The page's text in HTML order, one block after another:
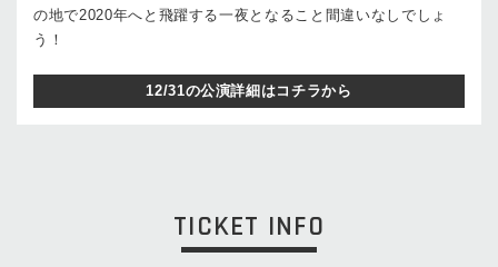
の地で2020年へと飛躍する一夜となること間違いなしでしょ
う！
12/31の公演詳細はコチラから
TICKET INFO